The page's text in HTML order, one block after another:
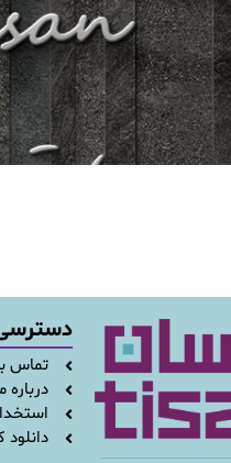
تماس
درباره
دانلود